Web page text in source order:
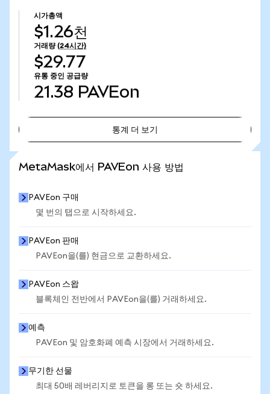
시가총액
$1.26천
거래량 (24시간)
$29.77
유통 중인 공급량
21.38 PAVEon
통계 더 보기
MetaMask에서 PAVEon 사용 방법
PAVEon 구매
몇 번의 탭으로 시작하세요.
PAVEon 판매
PAVEon을(를) 현금으로 교환하세요.
PAVEon 스왑
블록체인 전반에서 PAVEon을(를) 거래하세요.
예측
PAVEon 및 암호화폐 예측 시장에서 거래하세요.
무기한 선물
최대 50배 레버리지로 토큰을 롱 또는 숏 하세요.